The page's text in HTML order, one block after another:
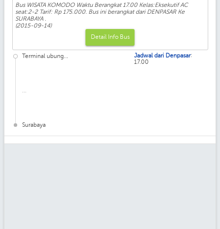
Bus WISATA KOMODO Waktu Berangkat 17.00 Kelas:Eksekutif AC
seat:2-2 Tarif: Rp 175.000. Bus ini berangkat dari DENPASAR Ke
SURABAYA .
(2015-09-14)
Detail Info Bus
Terminal ubung...
Surabaya
Jadwal dari Denpasar:
17.00